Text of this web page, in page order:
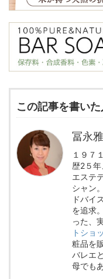
この記事を書いた
冨永
１９
歴2５
エステ
シャン
ドバイ
を追求
った、
トショ
粧品を
バレエ
母でも